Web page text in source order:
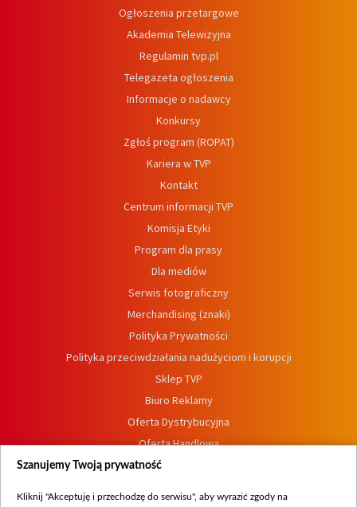
Ogłoszenia przetargowe
Akademia Telewizyjna
Regulamin tvp.pl
Telegazeta ogłoszenia
Informacje o nadawcy
Konkursy
Zgłoś program (ROPAT)
Kariera w TVP
Kontakt
Centrum informacji TVP
Komisja Etyki
Program dla prasy
Dla mediów
Serwis fotograficzny
Merchandising (znaki)
Polityka Prywatności
Polityka przeciwdziałania nadużyciom i korupcji
Sklep TVP
Biuro Reklamy
Oferta Dystrybucyjna
Oferta Handlowa
Dostępność
Szanujemy Twoją prywatność
Kliknij "Akceptuję i przechodzę do serwisu", aby wyrazić zgody na